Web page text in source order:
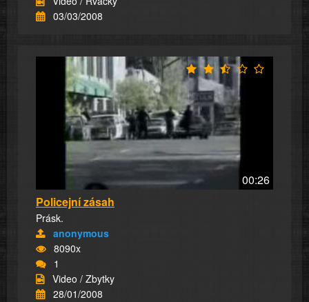
03/03/2008
00:26
Policejní zásah
Prásk.
anonymous
8090x
1
Video / Zbytky
28/01/2008